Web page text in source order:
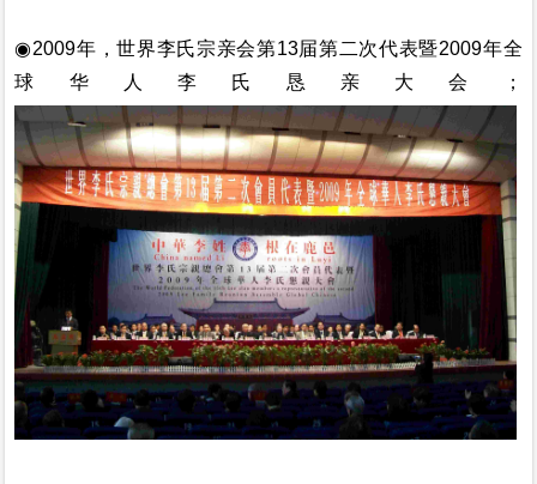
◉2009年，世界李氏宗亲会第13届第二次代表暨2009年全
球华人李氏恳亲大会；